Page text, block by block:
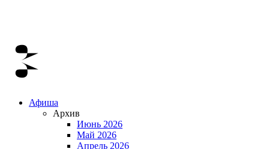
Афиша
Архив
Июнь 2026
Май 2026
Апрель 2026